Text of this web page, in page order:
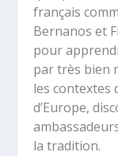
français
Bernanos et
pour
par très bien
les contextes
d’Europe,
la tradition.